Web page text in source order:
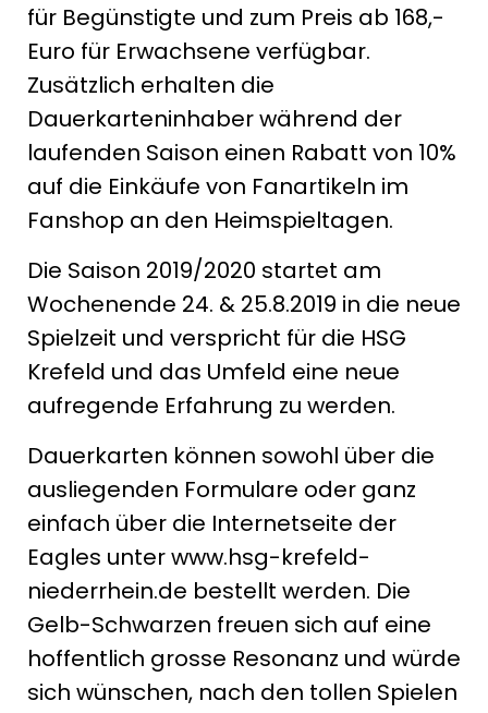
für Begünstigte und zum Preis ab 168,-
Euro für Erwachsene verfügbar.
Zusätzlich erhalten die
Dauerkarteninhaber während der
laufenden Saison einen Rabatt von 10%
auf die Einkäufe von Fanartikeln im
Fanshop an den Heimspieltagen.
Die Saison 2019/2020 startet am
Wochenende 24. & 25.8.2019 in die neue
Spielzeit und verspricht für die HSG
Krefeld und das Umfeld eine neue
aufregende Erfahrung zu werden.
Dauerkarten können sowohl über die
ausliegenden Formulare oder ganz
einfach über die Internetseite der
Eagles unter www.hsg-krefeld-
niederrhein.de bestellt werden. Die
Gelb-Schwarzen freuen sich auf eine
hoffentlich grosse Resonanz und würde
sich wünschen, nach den tollen Spielen